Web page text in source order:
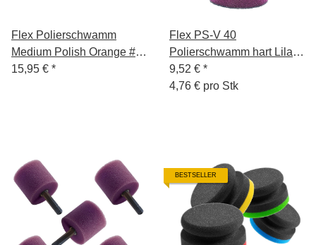
Flex Polierschwamm
Medium Polish Orange #3
140mm
15,95 € *
Flex PS-V 40
Polierschwamm hart Lila
40mm Doppelpack
9,52 € *
4,76 € pro Stk
BESTSELLER